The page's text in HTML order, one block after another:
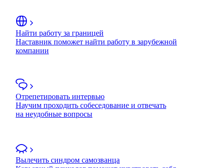
Найти работу за границей
Наставник поможет найти работу в зарубежной
компании
Отрепетировать интервью
Научим проходить собеседование и отвечать
на неудобные вопросы
Вылечить синдром самозванца